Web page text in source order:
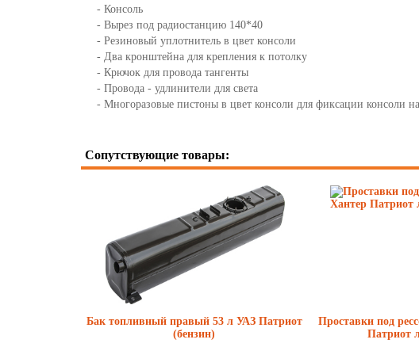
- Консоль
- Вырез под радиостанцию 140*40
- Резиновый уплотнитель в цвет консоли
- Два кронштейна для крепления к потолку
- Крючок для провода тангенты
- Провода - удлинители для света
- Многоразовые пистоны в цвет консоли для фиксации консоли
Сопутствующие товары:
Бак топливный правый 53 л УАЗ Патриот
(бензин)
Проставки под
Патриот